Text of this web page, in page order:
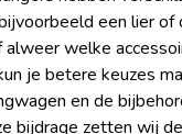
een lier of
welke
je betere keuzes
en de
bijdrage zetten wij